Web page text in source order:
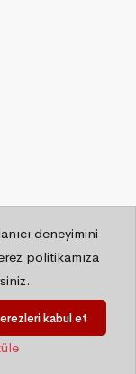
deneyimini
politikamıza
kabul et